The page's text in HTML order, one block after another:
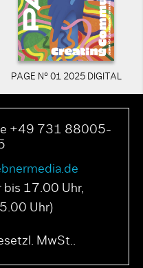
PAGE N° 01 2025 DIGITAL
+49 731 88005-
bis 17.00 Uhr,
Uhr)
MwSt..